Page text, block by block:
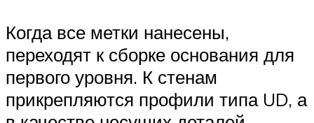
Когда все метки нанесены,
переходят к сборке основания для
первого уровня. К стенам
прикрепляются профили типа UD, а